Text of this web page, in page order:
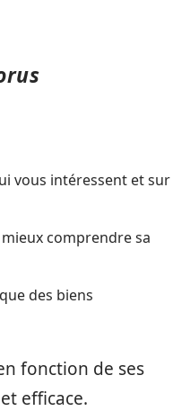
vous intéressent et sur
comprendre sa
des biens
fonction de ses
efficace.